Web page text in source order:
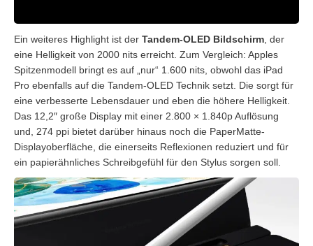
Ein weiteres Highlight ist der Tandem-OLED Bildschirm, der
eine Helligkeit von 2000 nits erreicht. Zum Vergleich: Apples
Spitzenmodell bringt es auf „nur“ 1.600 nits, obwohl das iPad
Pro ebenfalls auf die Tandem-OLED Technik setzt. Die sorgt für
eine verbesserte Lebensdauer und eben die höhere Helligkeit.
Das 12,2″ große Display mit einer 2.800 × 1.840p Auflösung
und, 274 ppi bietet darüber hinaus noch die PaperMatte-
Displayoberfläche, die einerseits Reflexionen reduziert und für
ein papierähnliches Schreibgefühl für den Stylus sorgen soll.